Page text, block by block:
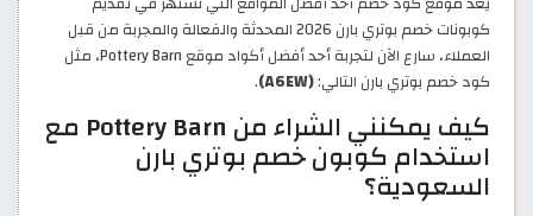
كوبونات خصم بوتري بارن 2026 المحدثة والفعالة والمجربة من قبل
العملاء، سارع الآن لتجربة أحد أفضل أكواد موقع Pottery Barn، مثل
كود خصم بوتري بارن التالي:(A6EW)
.
كيف يمكنني الشراء من Pottery Barn مع
استخدام كوبون خصم بوتري بارن
السعودية؟